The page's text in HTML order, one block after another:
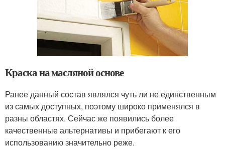
Краска на масляной основе
Ранее данный состав являлся чуть ли не единственным
из самых доступных, поэтому широко применялся в
разны областях. Сейчас же появились более
качественные альтернативы и прибегают к его
использованию значительно реже.